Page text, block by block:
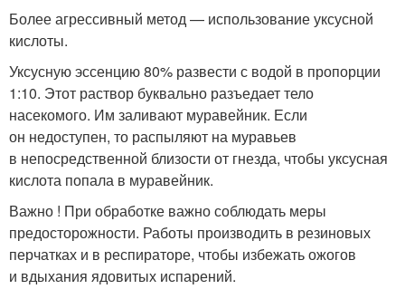
Более агрессивный метод — использование уксусной
кислоты.
Уксусную эссенцию 80% развести с водой в пропорции
1:10. Этот раствор буквально разъедает тело
насекомого. Им заливают муравейник. Если
он недоступен, то распыляют на муравьев
в непосредственной близости от гнезда, чтобы уксусная
кислота попала в муравейник.
Важно ! При обработке важно соблюдать меры
предосторожности. Работы производить в резиновых
перчатках и в респираторе, чтобы избежать ожогов
и вдыхания ядовитых испарений.